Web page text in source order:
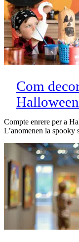
Com
Compte enrere per a
L’anomenen la spooky